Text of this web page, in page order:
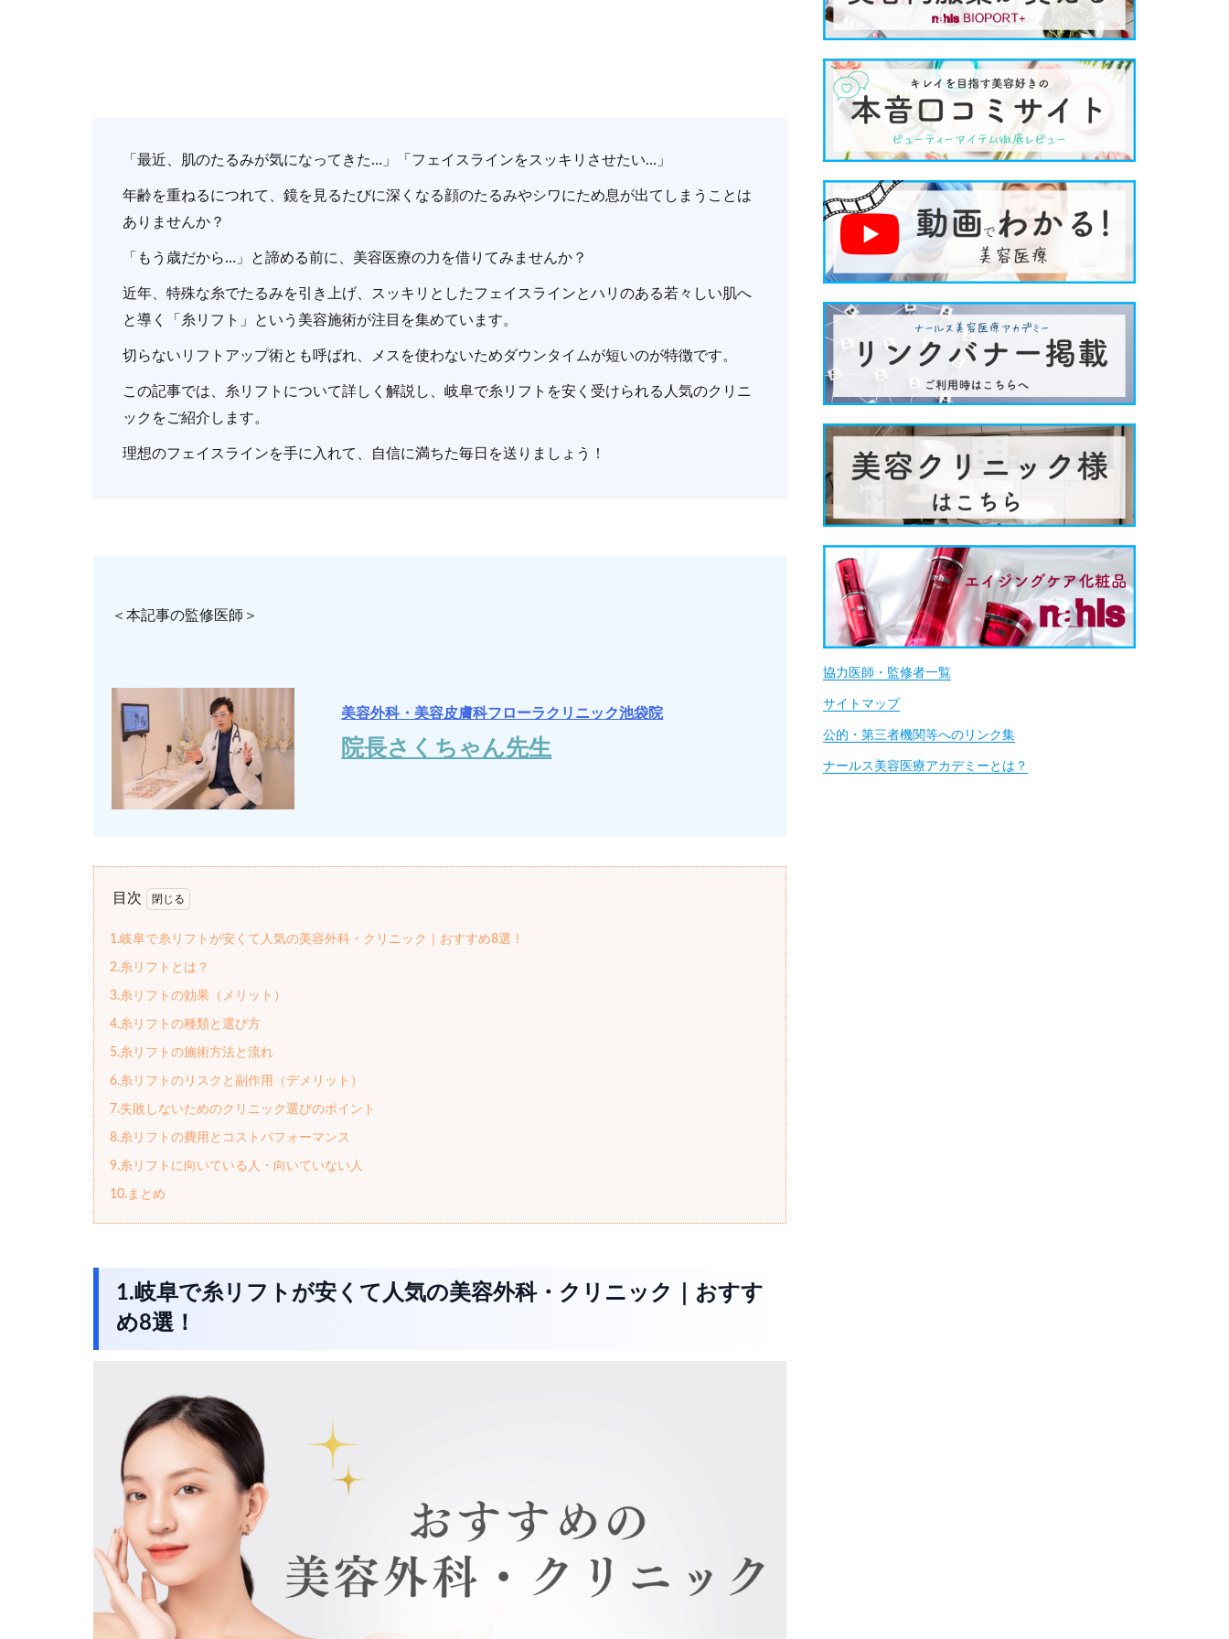
「最近、肌のたるみが気になってきた…」「フェイスラインをスッキリさせたい…」
年齢を重ねるにつれて、鏡を見るたびに深くなる顔のたるみやシワにため息が出てしまうことは
ありませんか？
「もう歳だから…」と諦める前に、美容医療の力を借りてみませんか？
近年、特殊な糸でたるみを引き上げ、スッキリとしたフェイスラインとハリのある若々しい肌へ
と導く「糸リフト」という美容施術が注目を集めています。
切らないリフトアップ術とも呼ばれ、メスを使わないためダウンタイムが短いのが特徴です。
この記事では、糸リフトについて詳しく解説し、岐阜で糸リフトを安く受けられる人気のクリニ
ックをご紹介します。
理想のフェイスラインを手に入れて、自信に満ちた毎日を送りましょう！
＜本記事の監修医師＞
美容外科・美容皮膚科フローラクリニック池袋院
院長さくちゃん先生
目次
1.岐阜で糸リフトが安くて人気の美容外科・クリニック｜おすすめ8選！
2.糸リフトとは？
3.糸リフトの効果（メリット）
4.糸リフトの種類と選び方
5.糸リフトの施術方法と流れ
6.糸リフトのリスクと副作用（デメリット）
7.失敗しないためのクリニック選びのポイント
8.糸リフトの費用とコストパフォーマンス
9.糸リフトに向いている人・向いていない人
10.まとめ
1.岐阜で糸リフトが安くて人気の美容外科・クリニック｜おすす
め8選！
協力医師・監修者一覧
サイトマップ
公的・第三者機関等へのリンク集
ナールス美容医療アカデミーとは？